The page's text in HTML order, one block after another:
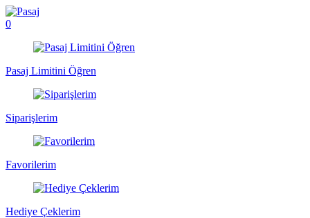
0
Pasaj Limitini Öğren
Siparişlerim
Favorilerim
Hediye Çeklerim